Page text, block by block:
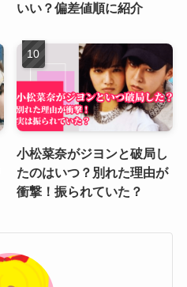
いい？偏差値順に紹介
小松菜奈がジヨンと破局し
たのはいつ？別れた理由が
衝撃！振られていた？